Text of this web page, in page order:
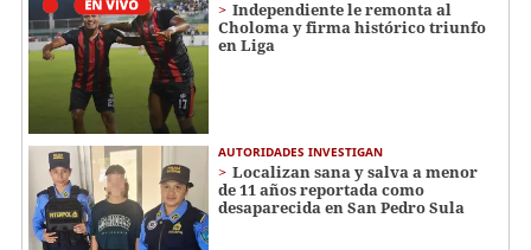
Independiente le remonta al
Choloma y firma histórico triunfo
en Liga
AUTORIDADES INVESTIGAN
Localizan sana y salva a menor
de 11 años reportada como
desaparecida en San Pedro Sula